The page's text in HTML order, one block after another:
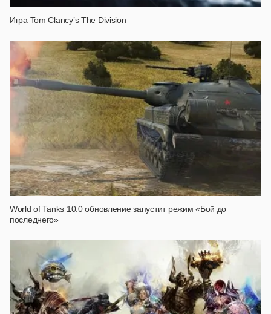
Игра Tom Clancy’s The Division
World of Tanks 10.0 обновление запустит режим «Бой до
последнего»